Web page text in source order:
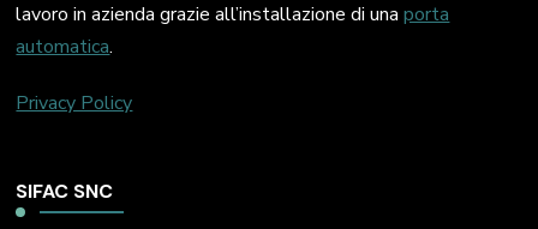
lavoro in azienda grazie all’installazione di unaporta
automatica.
Privacy Policy
SIFAC SNC